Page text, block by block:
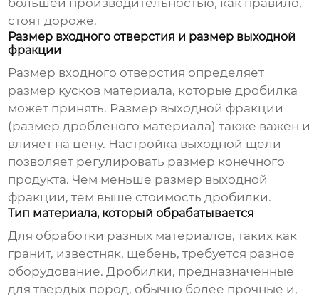
большей производительностью, как правило,
стоят дороже.
Размер входного отверстия и размер выходной
фракции
Размер входного отверстия определяет
размер кусков материала, которые дробилка
может принять. Размер выходной фракции
(размер дробленого материала) также важен и
влияет на цену. Настройка выходной щели
позволяет регулировать размер конечного
продукта. Чем меньше размер выходной
фракции, тем выше стоимость дробилки.
Тип материала, который обрабатывается
Для обработки разных материалов, таких как
гранит, известняк, щебень, требуется разное
оборудование. Дробилки, предназначенные
для твердых пород, обычно более прочные и,